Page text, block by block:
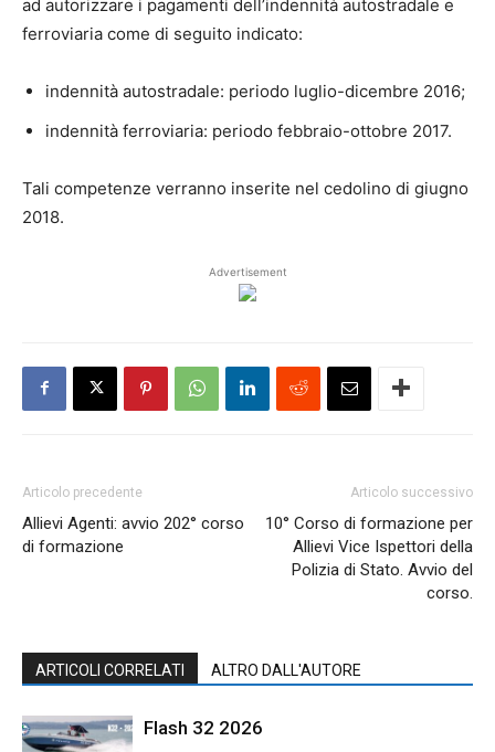
ad autorizzare i pagamenti dell’indennità autostradale e
ferroviaria come di seguito indicato:
indennità autostradale: periodo luglio-dicembre 2016;
indennità ferroviaria: periodo febbraio-ottobre 2017.
Tali competenze verranno inserite nel cedolino di giugno
2018.
Advertisement
Articolo precedente
Allievi Agenti: avvio 202° corso
di formazione
Articolo successivo
10° Corso di formazione per
Allievi Vice Ispettori della
Polizia di Stato. Avvio del
corso.
ARTICOLI CORRELATI ALTRO DALL'AUTORE
Flash 32 2026